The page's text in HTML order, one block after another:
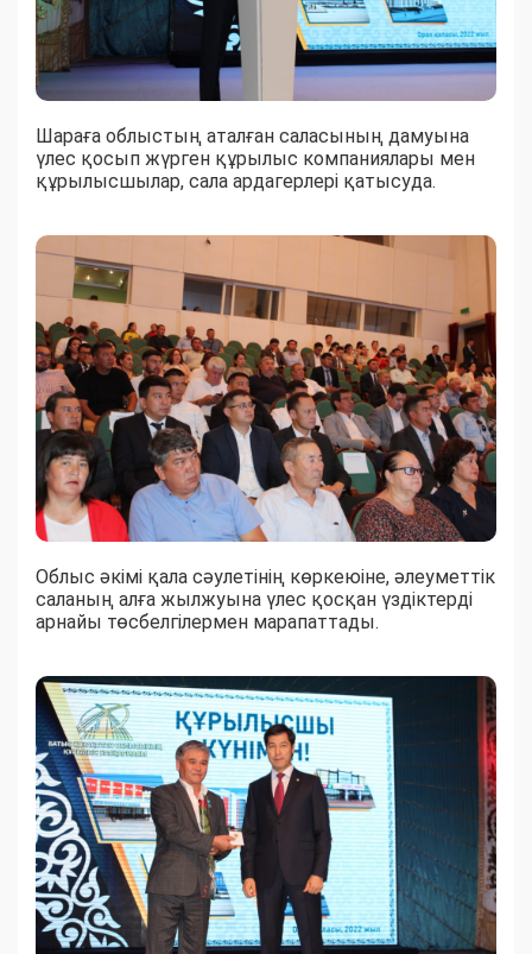
Шараға облыстың аталған саласының дамуына
үлес қосып жүрген құрылыс компаниялары мен
құрылысшылар, сала ардагерлері қатысуда.
Облыс әкімі қала сәулетінің көркеюіне, әлеуметтік
саланың алға жылжуына үлес қосқан үздіктерді
арнайы төсбелгілермен марапаттады.